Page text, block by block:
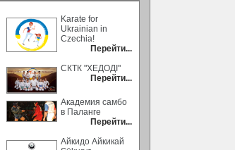
Karate for
Ukrainian in
Czechia!
Перейти...
СКТК "ХЕДОДІ"
Перейти...
Академия самбо
в Паланге
Перейти...
Айкидо Айкикай